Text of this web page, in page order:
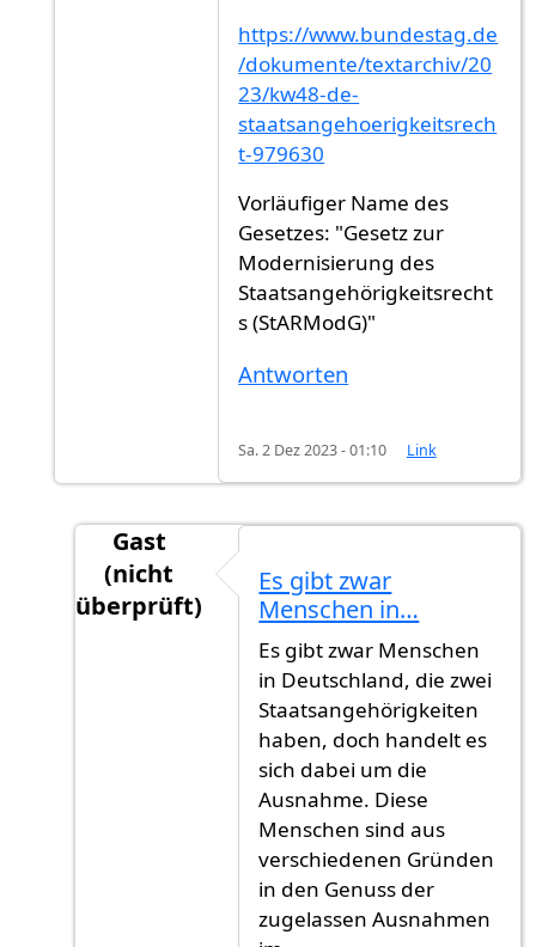
https://www.bundestag.de
/dokumente/textarchiv/20
23/kw48-de-
staatsangehoerigkeitsrech
t-979630
Vorläufiger Name des
Gesetzes: "Gesetz zur
Modernisierung des
Staatsangehörigkeitsrecht
s (StARModG)"
Antworten
Sa. 2 Dez 2023 - 01:10 Link
Gast
(nicht
überprüft)
Erste Lesung von Gast (nicht
Es gibt zwar
Menschen in…
Es gibt zwar Menschen
in Deutschland, die zwei
Staatsangehörigkeiten
haben, doch handelt es
sich dabei um die
Ausnahme. Diese
Menschen sind aus
verschiedenen Gründen
in den Genuss der
zugelassen Ausnahmen